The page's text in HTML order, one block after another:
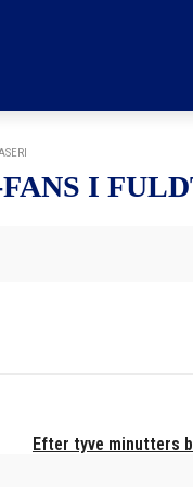
I
Efter tyve minutters